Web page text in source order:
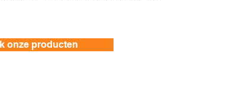
onze producten